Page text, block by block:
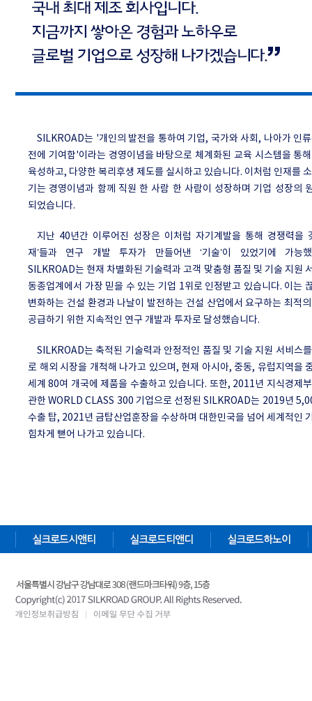
SILKROAD는 '개인의 발전을 통하여 기업, 국가와 사회, 나아가 인
전에 기여함'이라는 경영이념을 바탕으로 체계화된 교육 시스템을 통
육성하고, 다양한 복리후생 제도를 실시하고 있습니다. 이처럼 인재를
기는 경영이념과 함께 직원 한 사람 한 사람이 성장하며 기업 성장의
되었습니다.
지난 40년간 이루어진 성장은 이처럼 자기계발을 통해 경쟁력을
재’들과 연구 개발 투자가 만들어낸 ‘기술’이 있었기에 가능했
SILKROAD는 현재 차별화된 기술력과 고객 맞춤형 품질 및 기술 지원
동종업계에서 가장 믿을 수 있는 기업 1위로 인정받고 있습니다. 이는
변화하는 건설 환경과 나날이 발전하는 건설 산업에서 요구하는 최적
공급하기 위한 지속적인 연구 개발과 투자로 달성했습니다.
SILKROAD는 축적된 기술력과 안정적인 품질 및 기술 지원 서비스
로 해외 시장을 개척해 나가고 있으며, 현재 아시아, 중동, 유럽지역을
세계 80여 개국에 제품을 수출하고 있습니다. 또한, 2011년 지식경제
관한 WORLD CLASS 300 기업으로 선정된 SILKROAD는 2019년
수출 탑, 2021년 금탑산업훈장을 수상하며 대한민국을 넘어 세계적인
힘차게 뻗어 나가고 있습니다.